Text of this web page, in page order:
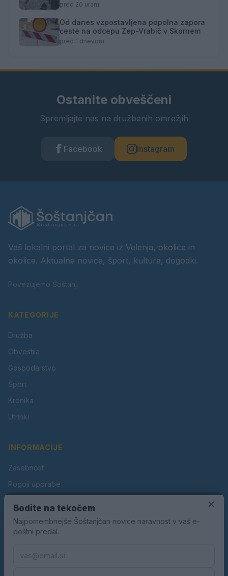
pred 20 urami
Od danes vzpostavljena popolna zapora
ceste na odcepu Zep-Vrabič v Skornem
pred 1 dnevom
Ostanite obveščeni
Spremljajte nas na družbenih omrežjih
Facebook Instagram
Vaš lokalni portal za novice iz Velenja, okolice in
okolice. Aktualne novice, šport, kultura, dogodki.
Povezujemo Šoštanj.
KATEGORIJE
Družba
Obvestila
Gospodarstvo
Šport
Kronika
Utrinki
INFORMACIJE
Zasebnost
Pogoji uporabe
Oglaševanje
Kontakt
×
Bodite na tekočem
Najpomembnejše Šoštanjčan novice naravnost v vaš e-
poštni predal.